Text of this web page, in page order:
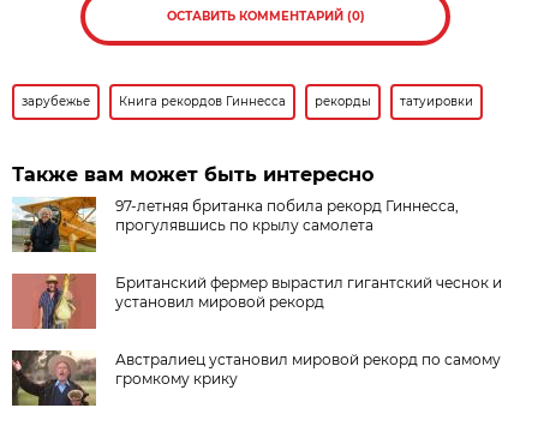
ОСТАВИТЬ КОММЕНТАРИЙ (0)
зарубежье Книга рекордов Гиннесса рекорды татуировки
Также вам может быть интересно
97-летняя британка побила рекорд Гиннесса,
прогулявшись по крылу самолета
Британский фермер вырастил гигантский чеснок и
установил мировой рекорд
Австралиец установил мировой рекорд по самому
громкому крику